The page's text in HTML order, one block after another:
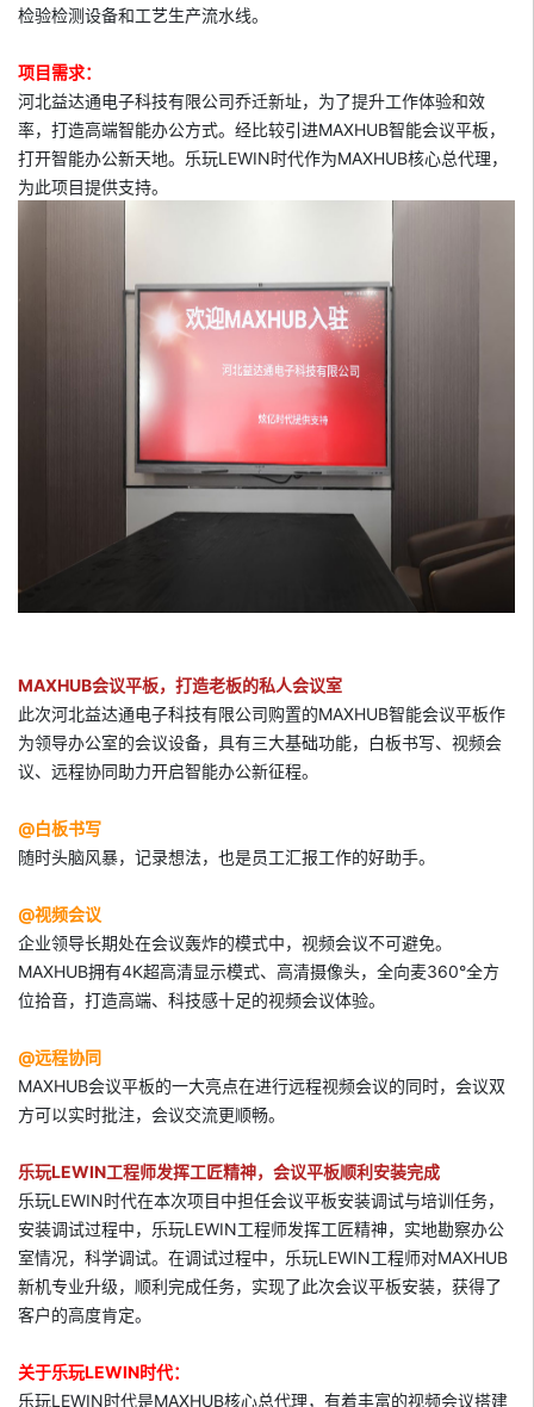
检验检测设备和工艺生产流水线。
项目需求：
河北益达通电子科技有限公司乔迁新址，为了提升工作体验和效
率，打造高端智能办公方式。经比较引进MAXHUB智能会议平板，
打开智能办公新天地。乐玩LEWIN时代作为MAXHUB核心总代理，
为此项目提供支持。
MAXHUB会议平板，打造老板的私人会议室
此次河北益达通电子科技有限公司购置的MAXHUB智能会议平板作
为领导办公室的会议设备，具有三大基础功能，白板书写、视频会
议、远程协同助力开启智能办公新征程。
@白板书写
随时头脑风暴，记录想法，也是员工汇报工作的好助手。
@视频会议
企业领导长期处在会议轰炸的模式中，视频会议不可避免。
MAXHUB拥有4K超高清显示模式、高清摄像头，全向麦360°全方
位拾音，打造高端、科技感十足的视频会议体验。
@远程协同
MAXHUB会议平板的一大亮点在进行远程视频会议的同时，会议双
方可以实时批注，会议交流更顺畅。
乐玩LEWIN工程师发挥工匠精神，会议平板顺利安装完成
乐玩LEWIN时代在本次项目中担任会议平板安装调试与培训任务，
安装调试过程中，乐玩LEWIN工程师发挥工匠精神，实地勘察办公
室情况，科学调试。在调试过程中，乐玩LEWIN工程师对MAXHUB
新机专业升级，顺利完成任务，实现了此次会议平板安装，获得了
客户的高度肯定。
关于乐玩LEWIN时代：
乐玩LEWIN时代是MAXHUB核心总代理，有着丰富的视频会议搭建